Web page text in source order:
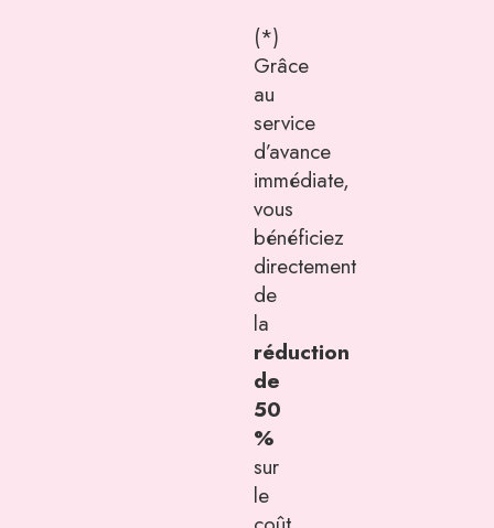
(*)
Grâce
au
service
d’avance
immédiate,
vous
bénéficiez
directement
de
la
réduction
de
50
%
sur
le